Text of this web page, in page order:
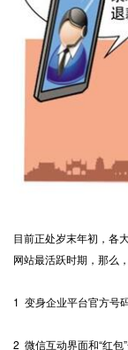
目前正处岁末年初，各
网站最活跃时期，那么
1 变身企业平台官方号
2 微信互动界面和“红包